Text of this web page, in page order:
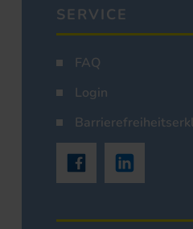
SERVICE
FAQ
Login